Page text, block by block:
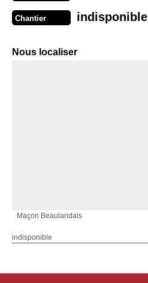
Chantier indisponible
Nous localiser
Maçon Beaulandais
indisponible